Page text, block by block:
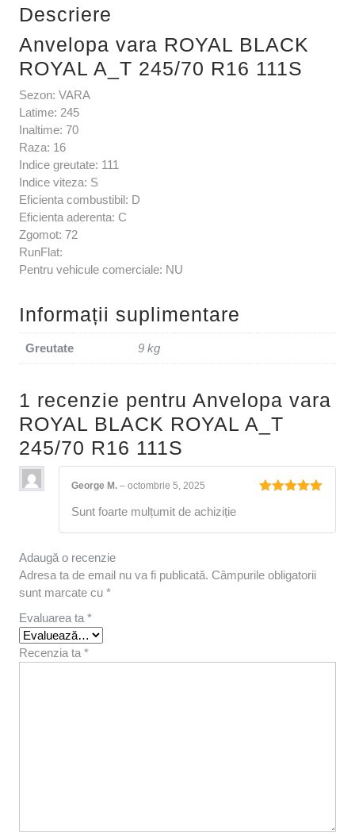
Descriere
Anvelopa vara ROYAL BLACK
ROYAL A_T 245/70 R16 111S
Sezon: VARA
Latime: 245
Inaltime: 70
Raza: 16
Indice greutate: 111
Indice viteza: S
Eficienta combustibil: D
Eficienta aderenta: C
Zgomot: 72
RunFlat:
Pentru vehicule comerciale: NU
Informații suplimentare
Greutate 9 kg
1 recenzie pentru Anvelopa vara
ROYAL BLACK ROYAL A_T
245/70 R16 111S
George M. – octombrie 5, 2025
Sunt foarte mulțumit de achiziție
Adaugă o recenzie
Adresa ta de email nu va fi publicată. Câmpurile obligatorii
sunt marcate cu *
Evaluarea ta *
Recenzia ta *